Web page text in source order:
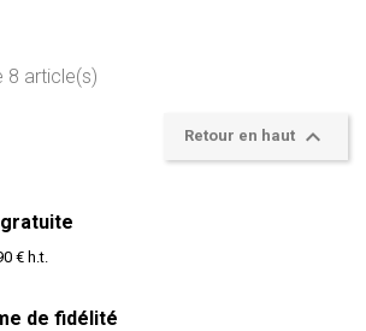
8 article(s)
Retour en haut 
€ h.t.
de fidélité